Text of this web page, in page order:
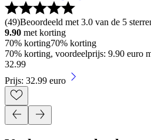
(49)Beoordeeld met 3.0 van de 5
9.90 met korting
70% korting70% korting
70% korting, voordeelprijs: 9.90 euro
32.99
Prijs: 32.99 euro